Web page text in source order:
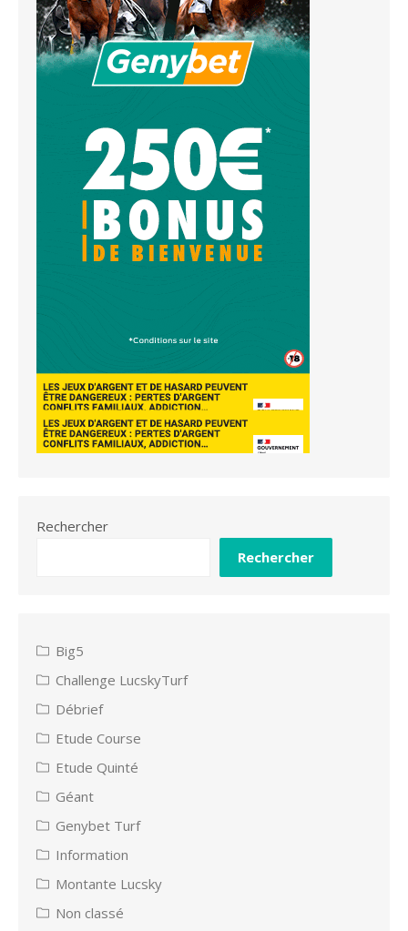
Rechercher
Rechercher
Big5
Challenge LucskyTurf
Débrief
Etude Course
Etude Quinté
Géant
Genybet Turf
Information
Montante Lucsky
Non classé